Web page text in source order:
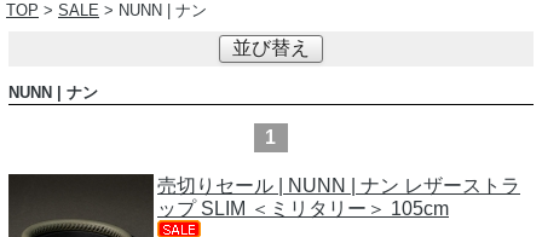
TOP > SALE > NUNN | ナン
並び替え
NUNN | ナン
1
売切りセール | NUNN | ナン レザーストラ
ップ SLIM ＜ミリタリー＞ 105cm